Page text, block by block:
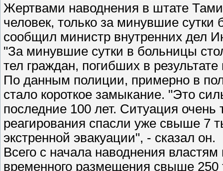
Жертвами наводнения в штате
человек, только за минувшие
сообщил министр внутренних дел
"За минувшие сутки в больницы
тел граждан, погибших в
По данным полиции, примерно в
стало короткое замыкание. "Это
последние 100 лет. Ситуация
реагирования спасли уже свыше 7
экстренной эвакуации", - сказал он.
Всего с начала наводнения
временного размещения свыше